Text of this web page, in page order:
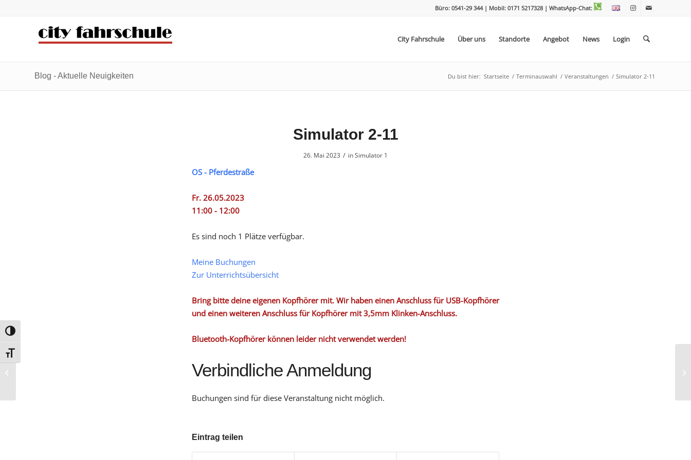
Umschalten auf hohe Kontraste
Schrift vergrößern
Büro: 0541-29 344 | Mobil: 0171 5217328 | WhatsApp-Chat:
City Fahrschule Über uns Standorte Angebot News Login
Blog - Aktuelle Neuigkeiten Du bist hier: Startseite / Terminauswahl / Veranstaltungen / Simulator 2-11
Simulator 2-11
26. Mai 2023 / inSimulator 1
OS - Pferdestraße
Fr. 26.05.2023
11:00 - 12:00
Es sind noch 1 Plätze verfügbar.
Meine Buchungen
Zur Unterrichtsübersicht
Bring bitte deine eigenen Kopfhörer mit. Wir haben einen Anschluss für USB-Kopfhörer
und einen weiteren Anschluss für Kopfhörer mit 3,5mm Klinken-Anschluss.
Bluetooth-Kopfhörer können leider nicht verwendet werden!
Verbindliche Anmeldung
Buchungen sind für diese Veranstaltung nicht möglich.
Eintrag teilen